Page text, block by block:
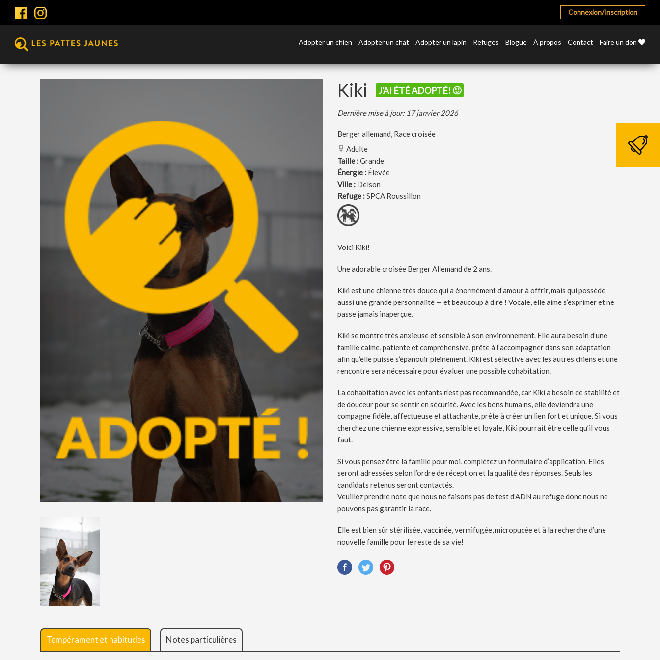
Connexion/Inscription
Adopter un chien Adopter un chat Adopter un lapin Refuges Blogue À propos Contact Faire un don
Kiki J'AI ÉTÉ ADOPTÉ! 🙂
Dernière mise à jour: 17 janvier 2026
Berger allemand, Race croisée
Adulte
Taille :Grande
Énergie : Élevée
Ville : Delson
Refuge :SPCA Roussillon
Voici Kiki!
Une adorable croisée Berger Allemand de 2 ans.
Kiki est une chienne très douce qui a énormément d’amour à offrir, mais qui possède
aussi une grande personnalité — et beaucoup à dire ! Vocale, elle aime s’exprimer et ne
passe jamais inaperçue.
Kiki se montre très anxieuse et sensible à son environnement. Elle aura besoin d’une
famille calme, patiente et compréhensive, prête à l’accompagner dans son adaptation
afin qu’elle puisse s’épanouir pleinement. Kiki est sélective avec les autres chiens et une
rencontre sera nécessaire pour évaluer une possible cohabitation.
La cohabitation avec les enfants n’est pas recommandée, car Kiki a besoin de stabilité et
de douceur pour se sentir en sécurité. Avec les bons humains, elle deviendra une
compagne fidèle, affectueuse et attachante, prête à créer un lien fort et unique. Si vous
cherchez une chienne expressive, sensible et loyale, Kiki pourrait être celle qu’il vous
faut.
Si vous pensez être la famille pour moi, complétez un formulaire d’application. Elles
seront adressées selon l’ordre de réception et la qualité des réponses. Seuls les
candidats retenus seront contactés.
Veuillez prendre note que nous ne faisons pas de test d’ADN au refuge donc nous ne
pouvons pas garantir la race.
Elle est bien sûr stérilisée, vaccinée, vermifugée, micropucée et à la recherche d’une
nouvelle famille pour le reste de sa vie!
Tempérament et habitudes Notes particulières